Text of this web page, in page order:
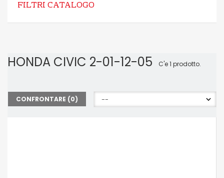
FILTRI CATALOGO
HONDA CIVIC 2-01-12-05 C'e 1 prodotto.
CONFRONTARE (0)